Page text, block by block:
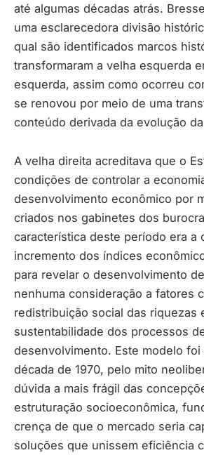
até algumas décadas atrás.
uma esclarecedora divisão
qual são identificados marcos
transformaram a velha esquerda
esquerda, assim como ocorreu
se renovou por meio de uma
conteúdo derivada da evolução
A velha direita acreditava que o
condições de controlar a
desenvolvimento econômico por
criados nos gabinetes dos
característica deste período era a
incremento dos índices
para revelar o desenvolvimento
nenhuma consideração a fatores
redistribuição social das riquezas
sustentabilidade dos processos
desenvolvimento. Este modelo
década de 1970, pelo mito
dúvida a mais frágil das
estruturação socioeconômica,
crença de que o mercado seria
soluções que unissem eficiência